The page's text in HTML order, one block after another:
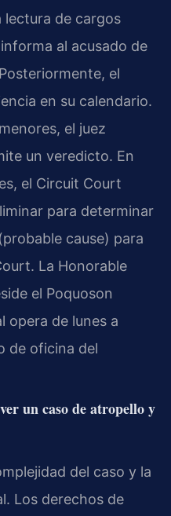
lectura de cargos
al acusado de
el
en su calendario.
el juez
un veredicto. En
el Circuit Court
para determinar
cause) para
La Honorable
el Poquoson
opera de lunes a
de oficina del
un caso de atropello y
del caso y la
Los derechos de